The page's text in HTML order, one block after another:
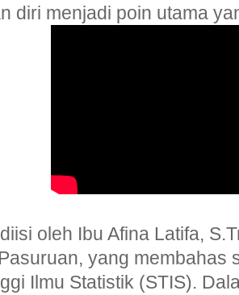
diri menjadi poin utama
oleh Ibu Afina Latifa,
yang membahas
Ilmu Statistik (STIS).